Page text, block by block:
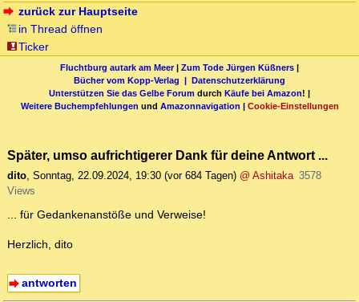
zurück zur Hauptseite
in Thread öffnen
Ticker
Fluchtburg autark am Meer| Zum Tode Jürgen Küßners |
Bücher vom Kopp-Verlag | Datenschutzerklärung
Unterstützen Sie das Gelbe Forum durch Käufe bei Amazon! |
Weitere Buchempfehlungen und Amazonnavigation | Cookie-Einstellungen
Später, umso aufrichtigerer Dank für deine Antwort ...
dito, Sonntag, 22.09.2024, 19:30 (vor 684 Tagen) @ Ashitaka 3578
Views
... für Gedankenanstöße und Verweise!
Herzlich, dito
antworten